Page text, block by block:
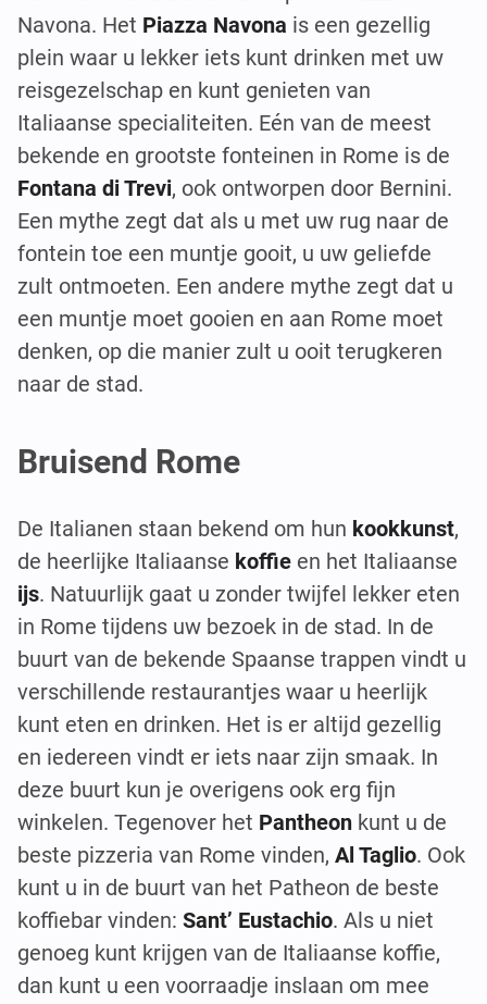
Navona. Het Piazza Navona is een gezellig
plein waar u lekker iets kunt drinken met uw
reisgezelschap en kunt genieten van
Italiaanse specialiteiten. Eén van de meest
bekende en grootste fonteinen in Rome is de
Fontana di Trevi, ook ontworpen door Bernini.
Een mythe zegt dat als u met uw rug naar de
fontein toe een muntje gooit, u uw geliefde
zult ontmoeten. Een andere mythe zegt dat u
een muntje moet gooien en aan Rome moet
denken, op die manier zult u ooit terugkeren
naar de stad.
Bruisend Rome
De Italianen staan bekend om hun kookkunst,
de heerlijke Italiaanse koffie en het Italiaanse
ijs. Natuurlijk gaat u zonder twijfel lekker eten
in Rome tijdens uw bezoek in de stad. In de
buurt van de bekende Spaanse trappen vindt u
verschillende restaurantjes waar u heerlijk
kunt eten en drinken. Het is er altijd gezellig
en iedereen vindt er iets naar zijn smaak. In
deze buurt kun je overigens ook erg fijn
winkelen. Tegenover het Pantheon kunt u de
beste pizzeria van Rome vinden, Al Taglio. Ook
kunt u in de buurt van het Patheon de beste
koffiebar vinden: Sant’ Eustachio. Als u niet
genoeg kunt krijgen van de Italiaanse koffie,
dan kunt u een voorraadje inslaan om mee